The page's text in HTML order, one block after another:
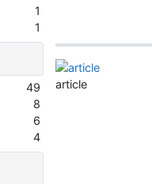
article
1
1
49
8
6
4